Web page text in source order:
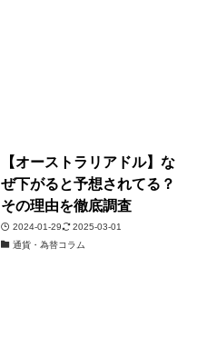
【オーストラリアドル】な
ぜ下がると予想されてる？
その理由を徹底調査
2024-01-29
2025-03-01
通貨・為替コラム